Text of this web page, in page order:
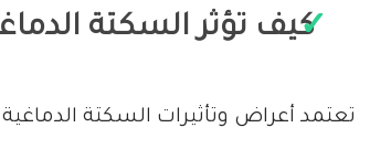
كيف تؤثر السكتة
تعتمد أعراض وتأثيرات السكتة